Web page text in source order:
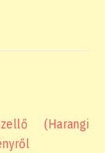
(Harangi